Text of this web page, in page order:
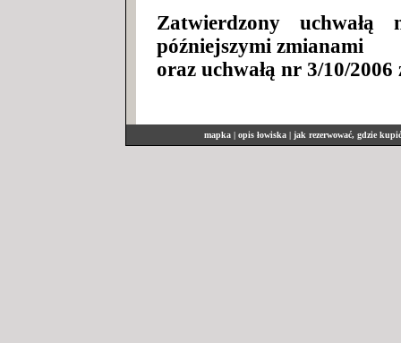
Zatwierdzony
późniejszymi zmianami
oraz uchwałą nr 3/10/
mapka | opis łowiska | jak rezerwować, gdzie